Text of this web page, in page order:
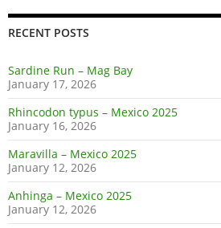
RECENT POSTS
Sardine Run – Mag Bay
January 17, 2026
Rhincodon typus – Mexico 2025
January 16, 2026
Maravilla – Mexico 2025
January 12, 2026
Anhinga – Mexico 2025
January 12, 2026